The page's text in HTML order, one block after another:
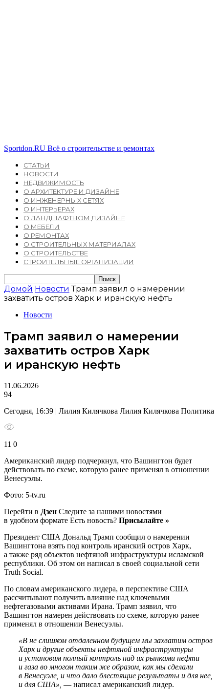
Sportdon.RU Всё о строительстве и ремонтах
СТАТЬИ
НОВОСТИ
НЕДВИЖИМОСТЬ
О АРХИТЕКТУРЕ И ДИЗАЙНЕ
О ИНЖЕНЕРНЫХ СЕТЯХ
О ИНТЕРЬЕРАХ
О ЛАНДШАФТНОМ ДИЗАЙНЕ
О МЕБЕЛИ
О РЕМОНТАХ
О СТРОИТЕЛЬНЫХ МАТЕРИАЛАХ
О СТРОИТЕЛЬСТВЕ
СТРОИТЕЛЬНЫЕ ОРГАНИЗАЦИИ
Домой Новости Трамп заявил о намерении
захватить остров Харк и иранскую нефть
Новости
Трамп заявил о намерении
захватить остров Харк
и иранскую нефть
11.06.2026
94
Сегодня, 16:39 | Лилия Килячкова Лилия Килячкова Политика
11 0
Американский лидер подчеркнул, что Вашингтон будет
действовать по схеме, которую ранее применял в отношении
Венесуэлы.
Фото: 5-tv.ru
Перейти в Дзен Следите за нашими новостями
в удобном формате Есть новость? Присылайте »
Президент США Дональд Трамп сообщил о намерении
Вашингтона взять под контроль иранский остров Харк,
а также ряд объектов нефтяной инфраструктуры исламской
республики. Об этом он написал в своей социальной сети
Truth Social.
По словам американского лидера, в перспективе США
рассчитывают получить влияние над ключевыми
нефтегазовыми активами Ирана. Трамп заявил, что
Вашингтон намерен действовать по схеме, которую ранее
применял в отношении Венесуэлы.
«В не слишком отдаленном будущем мы захватим остров
Харк и другие объекты нефтяной инфраструктуры
и установим полный контроль над их рынками нефти
и газа во многом таким же образом, как мы сделали
в Венесуэле, и что дало блестящие результаты и для нее,
и для США», — написал американский лидер.